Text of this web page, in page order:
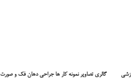
گالری تصاویر نمونه کار ها جراحی دهان فک و صورت